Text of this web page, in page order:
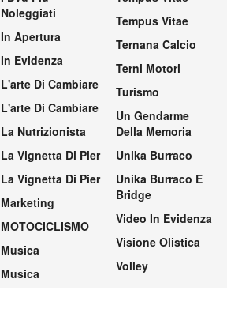
Noleggiati
In Apertura
In Evidenza
L'arte Di Cambiare
L'arte Di Cambiare
La Nutrizionista
La Vignetta Di Pier
La Vignetta Di Pier
Marketing
MOTOCICLISMO
Musica
Musica
Tempus Vitae
Ternana Calcio
Terni Motori
Turismo
Un Gendarme
Della Memoria
Unika Burraco
Unika Burraco E
Bridge
Video In Evidenza
Visione Olistica
Volley